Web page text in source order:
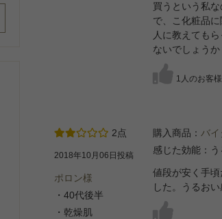
買うという私
で、こ化粧品
人に教えても
ないでしょうか
1人のお客
2点
2018年10月06日投稿
ポロン様
・40代後半
・乾燥肌
購入商品： バイ
感じた効能：う
値段が安く手
した。うるお